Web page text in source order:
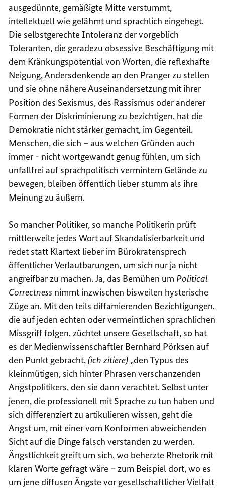
ausgedünnte, gemäßigte Mitte verstummt,
intellektuell wie gelähmt und sprachlich eingehegt.
Die selbstgerechte Intoleranz der vorgeblich
Toleranten, die geradezu obsessive Beschäftigung mit
dem Kränkungspotential von Worten, die reflexhafte
Neigung, Andersdenkende an den Pranger zu stellen
und sie ohne nähere Auseinandersetzung mit ihrer
Position des Sexismus, des Rassismus oder anderer
Formen der Diskriminierung zu bezichtigen, hat die
Demokratie nicht stärker gemacht, im Gegenteil.
Menschen, die sich – aus welchen Gründen auch
immer - nicht wortgewandt genug fühlen, um sich
unfallfrei auf sprachpolitisch vermintem Gelände zu
bewegen, bleiben öffentlich lieber stumm als ihre
Meinung zu äußern.
So mancher Politiker, so manche Politikerin prüft
mittlerweile jedes Wort auf Skandalisierbarkeit und
redet statt Klartext lieber im Bürokratensprech
öffentlicher Verlautbarungen, um sich nur ja nicht
angreifbar zu machen. Ja, das Bemühen um Political
Correctness nimmt inzwischen bisweilen hysterische
Züge an. Mit den teils diffamierenden Bezichtigungen,
die auf jeden echten oder vermeintlichen sprachlichen
Missgriff folgen, züchtet unsere Gesellschaft, so hat
es der Medienwissenschaftler Bernhard Pörksen auf
den Punkt gebracht,(ich zitiere) „den Typus des
kleinmütigen, sich hinter Phrasen verschanzenden
Angstpolitikers, den sie dann verachtet. Selbst unter
jenen, die professionell mit Sprache zu tun haben und
sich differenziert zu artikulieren wissen, geht die
Angst um, mit einer vom Konformen abweichenden
Sicht auf die Dinge falsch verstanden zu werden.
Ängstlichkeit greift um sich, wo beherzte Rhetorik mit
klaren Worte gefragt wäre – zum Beispiel dort, wo es
um jene diffusen Ängste vor gesellschaftlicher Vielfalt